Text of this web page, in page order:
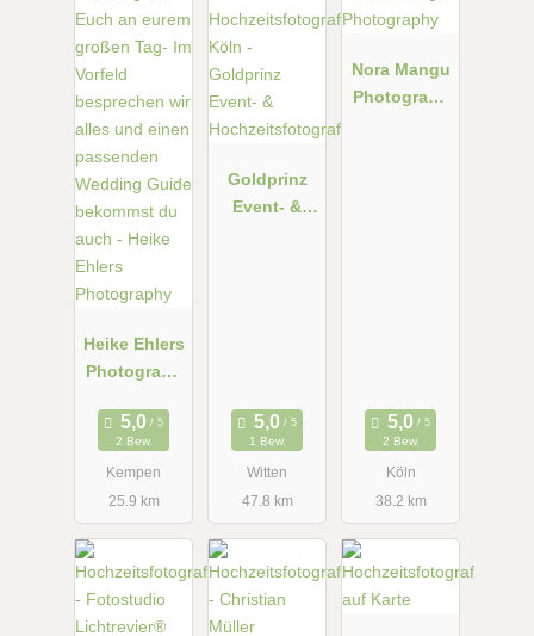
Heike Ehlers
Photograph
2 Bew.
Kempen
25.9 km
Goldprinz
Event- &
1 Bew.
Witten
47.8 km
Nora Mangu
Photograph
2 Bew.
Köln
38.2 km